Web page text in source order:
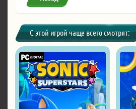
С этой игрой чаще всего смотрят: